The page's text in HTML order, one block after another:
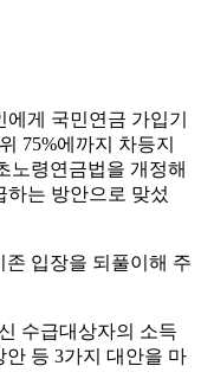
게 국민연금 가입기
75%에까지 차등지
노령연금법을 개정해
하는 방안으로 맞섰
입장을 되풀이해 주
수급대상자의 소득
등 3가지 대안을 마